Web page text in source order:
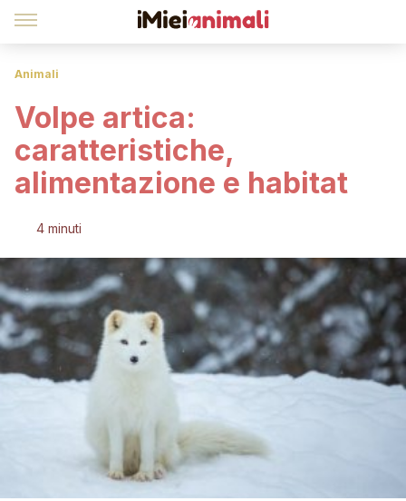
Animali
Volpe artica:
caratteristiche,
alimentazione e habitat
4 minuti